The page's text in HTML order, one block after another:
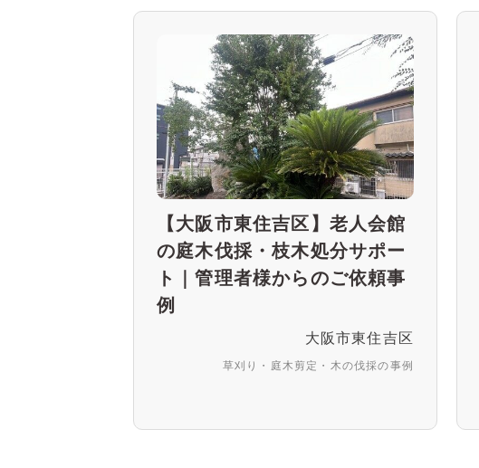
【大阪市東住吉区】老人会館
の庭木伐採・枝木処分サポー
ト｜管理者様からのご依頼事
例
大阪市東住吉区
草刈り・庭木剪定・木の伐採の事例